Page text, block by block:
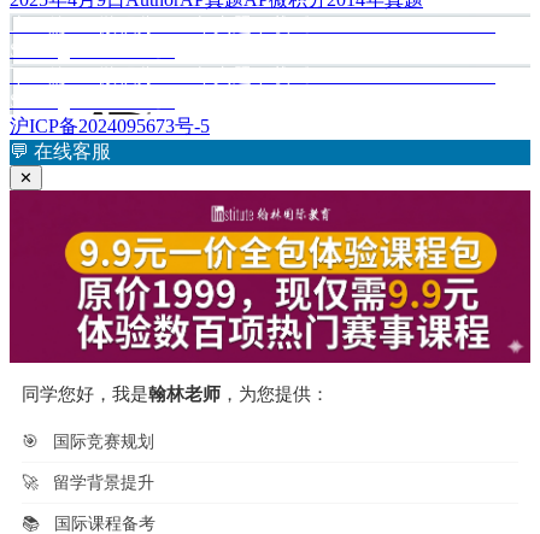
布
于
者
类
签
文
章
导
航
上
文
Scoring Guidelines》
下一篇
下
文
章：
Scoring Guidelines》
沪ICP备2024095673号-5
💬 在线客服
✕
同学您好，我是翰林老师 ，为您提供：
🎯 国际竞赛规划
🚀 留学背景提升
📚 国际课程备考